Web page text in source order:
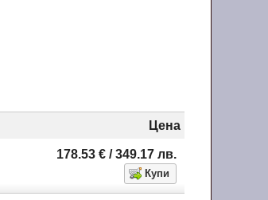
Цена
178.53€ / 349.17лв.